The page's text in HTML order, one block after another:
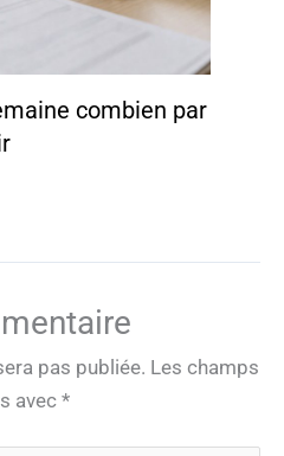
combien par
pas publiée. Les champs
avec *